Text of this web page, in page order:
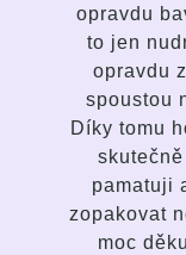
opravdu
to jen
opravdu
spoustou
Díky tomu
pamatuji
zopakovat
moc